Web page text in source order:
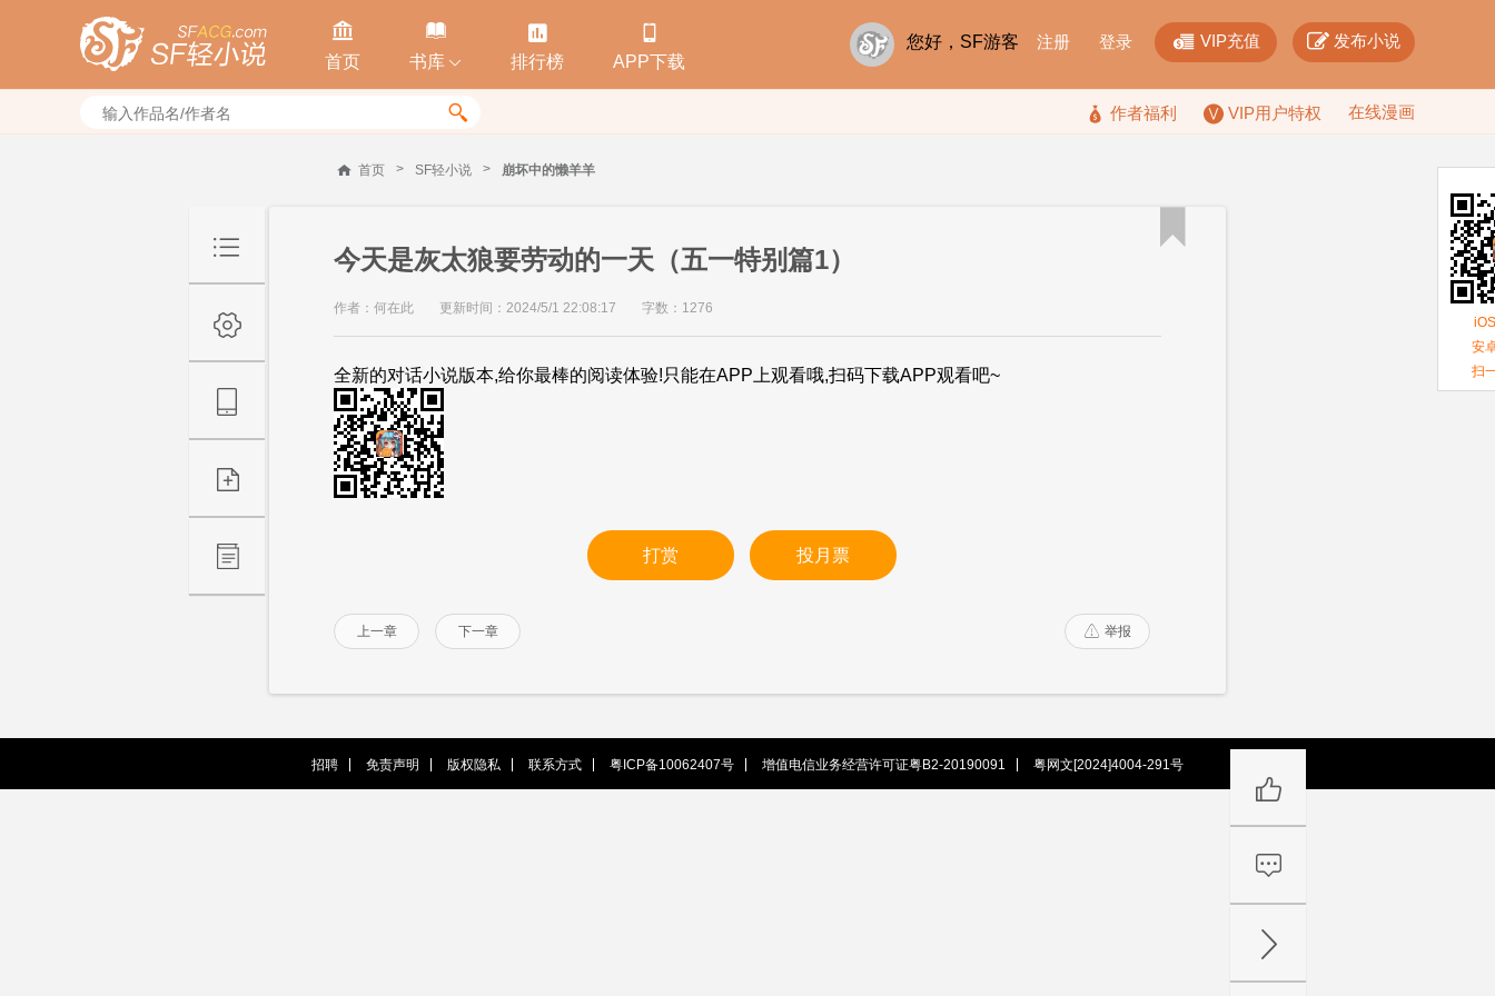

首页

书库 

排行榜

APP下载
您好，SF游客 注册 登录  VIP充值  发布小说
  作者福利 VIP用户特权 在线漫画
首页 > SF轻小说 > 崩坏中的懒羊羊
今天是灰太狼要劳动的一天（五一特别篇1）
作者：何在此 更新时间：2024/5/1 22:08:17 字数：1276
全新的对话小说版本,给你最棒的阅读体验!只能在APP上观看哦,扫码下载APP观看吧~
打赏 投月票
上一章 下一章  举报

招聘 免责声明 版权隐私 联系方式 粤ICP备10062407号 增值电信业务经营许可证粤B2-20190091 粤网文[2024]4004-291号
安
扫